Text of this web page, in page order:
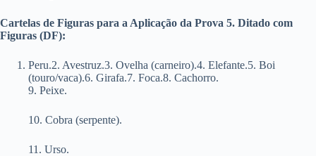
Cartelas de Figuras para a Aplicação da Prova 5. Ditado com
Figuras (DF):
Peru.2. Avestruz.3. Ovelha (carneiro).4. Elefante.5. Boi
(touro/vaca).6. Girafa.7. Foca.8. Cachorro.
9. Peixe.
10. Cobra (serpente).
11. Urso.